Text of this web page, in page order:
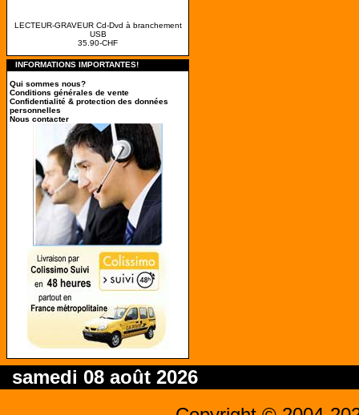
LECTEUR-GRAVEUR Cd-Dvd à branchement
USB
35.90-CHF
INFORMATIONS IMPORTANTES!
Qui sommes nous?
Conditions générales de vente
Confidentialité & protection des données
personnelles
Nous contacter
samedi 08 août 2026